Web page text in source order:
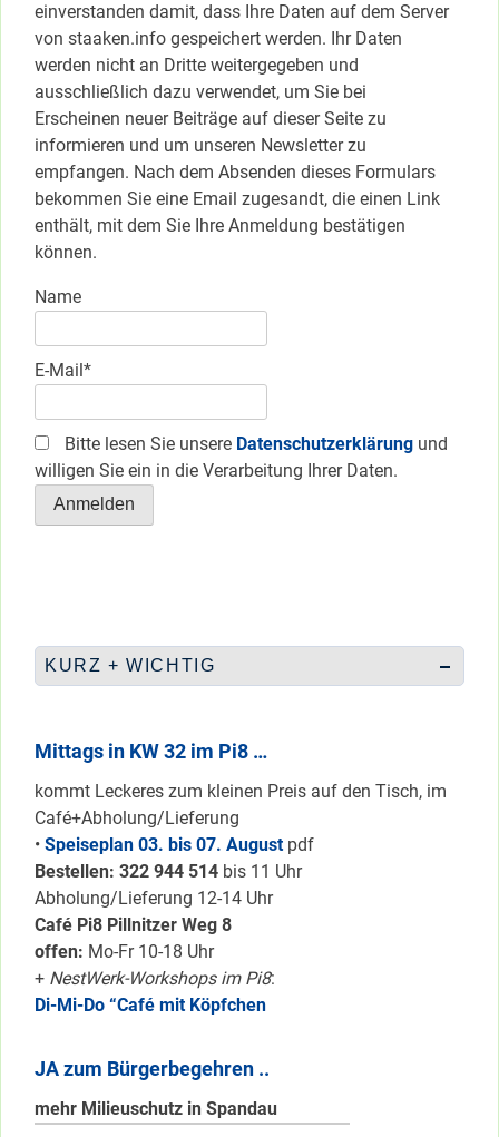
einverstanden damit, dass Ihre Daten auf dem Server
von staaken.info gespeichert werden. Ihr Daten
werden nicht an Dritte weitergegeben und
ausschließlich dazu verwendet, um Sie bei
Erscheinen neuer Beiträge auf dieser Seite zu
informieren und um unseren Newsletter zu
empfangen. Nach dem Absenden dieses Formulars
bekommen Sie eine Email zugesandt, die einen Link
enthält, mit dem Sie Ihre Anmeldung bestätigen
können.
Name
E-Mail*
Bitte lesen Sie unsere Datenschutzerklärung und
willigen Sie ein in die Verarbeitung Ihrer Daten.
KURZ + WICHTIG
Mittags in KW 32 im Pi8 …
kommt Leckeres zum kleinen Preis auf den Tisch, im
Café+Abholung/Lieferung
• Speiseplan 03. bis 07. August pdf
Bestellen: 322 944 514 bis 11 Uhr
Abholung/Lieferung 12-14 Uhr
Café Pi8 Pillnitzer Weg 8
offen: Mo-Fr 10-18 Uhr
+ NestWerk-Workshops im Pi8:
Di-Mi-Do “Café mit Köpfchen
JA zum Bürgerbegehren ..
mehr Milieuschutz in Spandau